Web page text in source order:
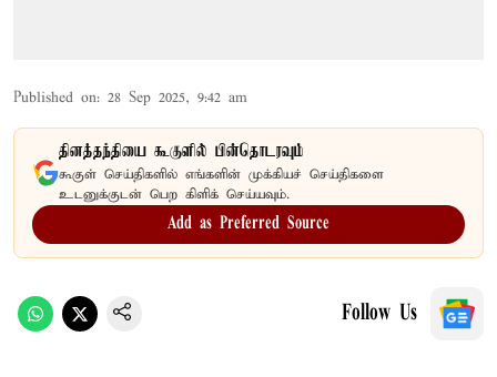
Published on: 28 Sep 2025, 9:42 am
தினத்தந்தியை கூகுளில் பின்தொடரவும்
கூகுள் செய்திகளில் எங்களின் முக்கியச் செய்திகளை
உடனுக்குடன் பெற கிளிக் செய்யவும்.
Add as Preferred Source
Follow Us